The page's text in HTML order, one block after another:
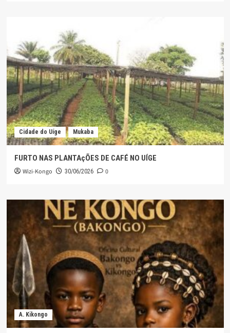
Cidade do Uíge Mukaba
FURTO NAS PLANTAçÕES DE CAFÉ NO UÍGE
Wizi-Kongo 30/06/2026 0
A. Kikongo